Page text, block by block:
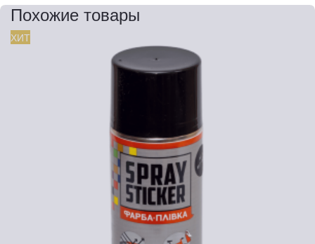
Похожие товары
ХИТ